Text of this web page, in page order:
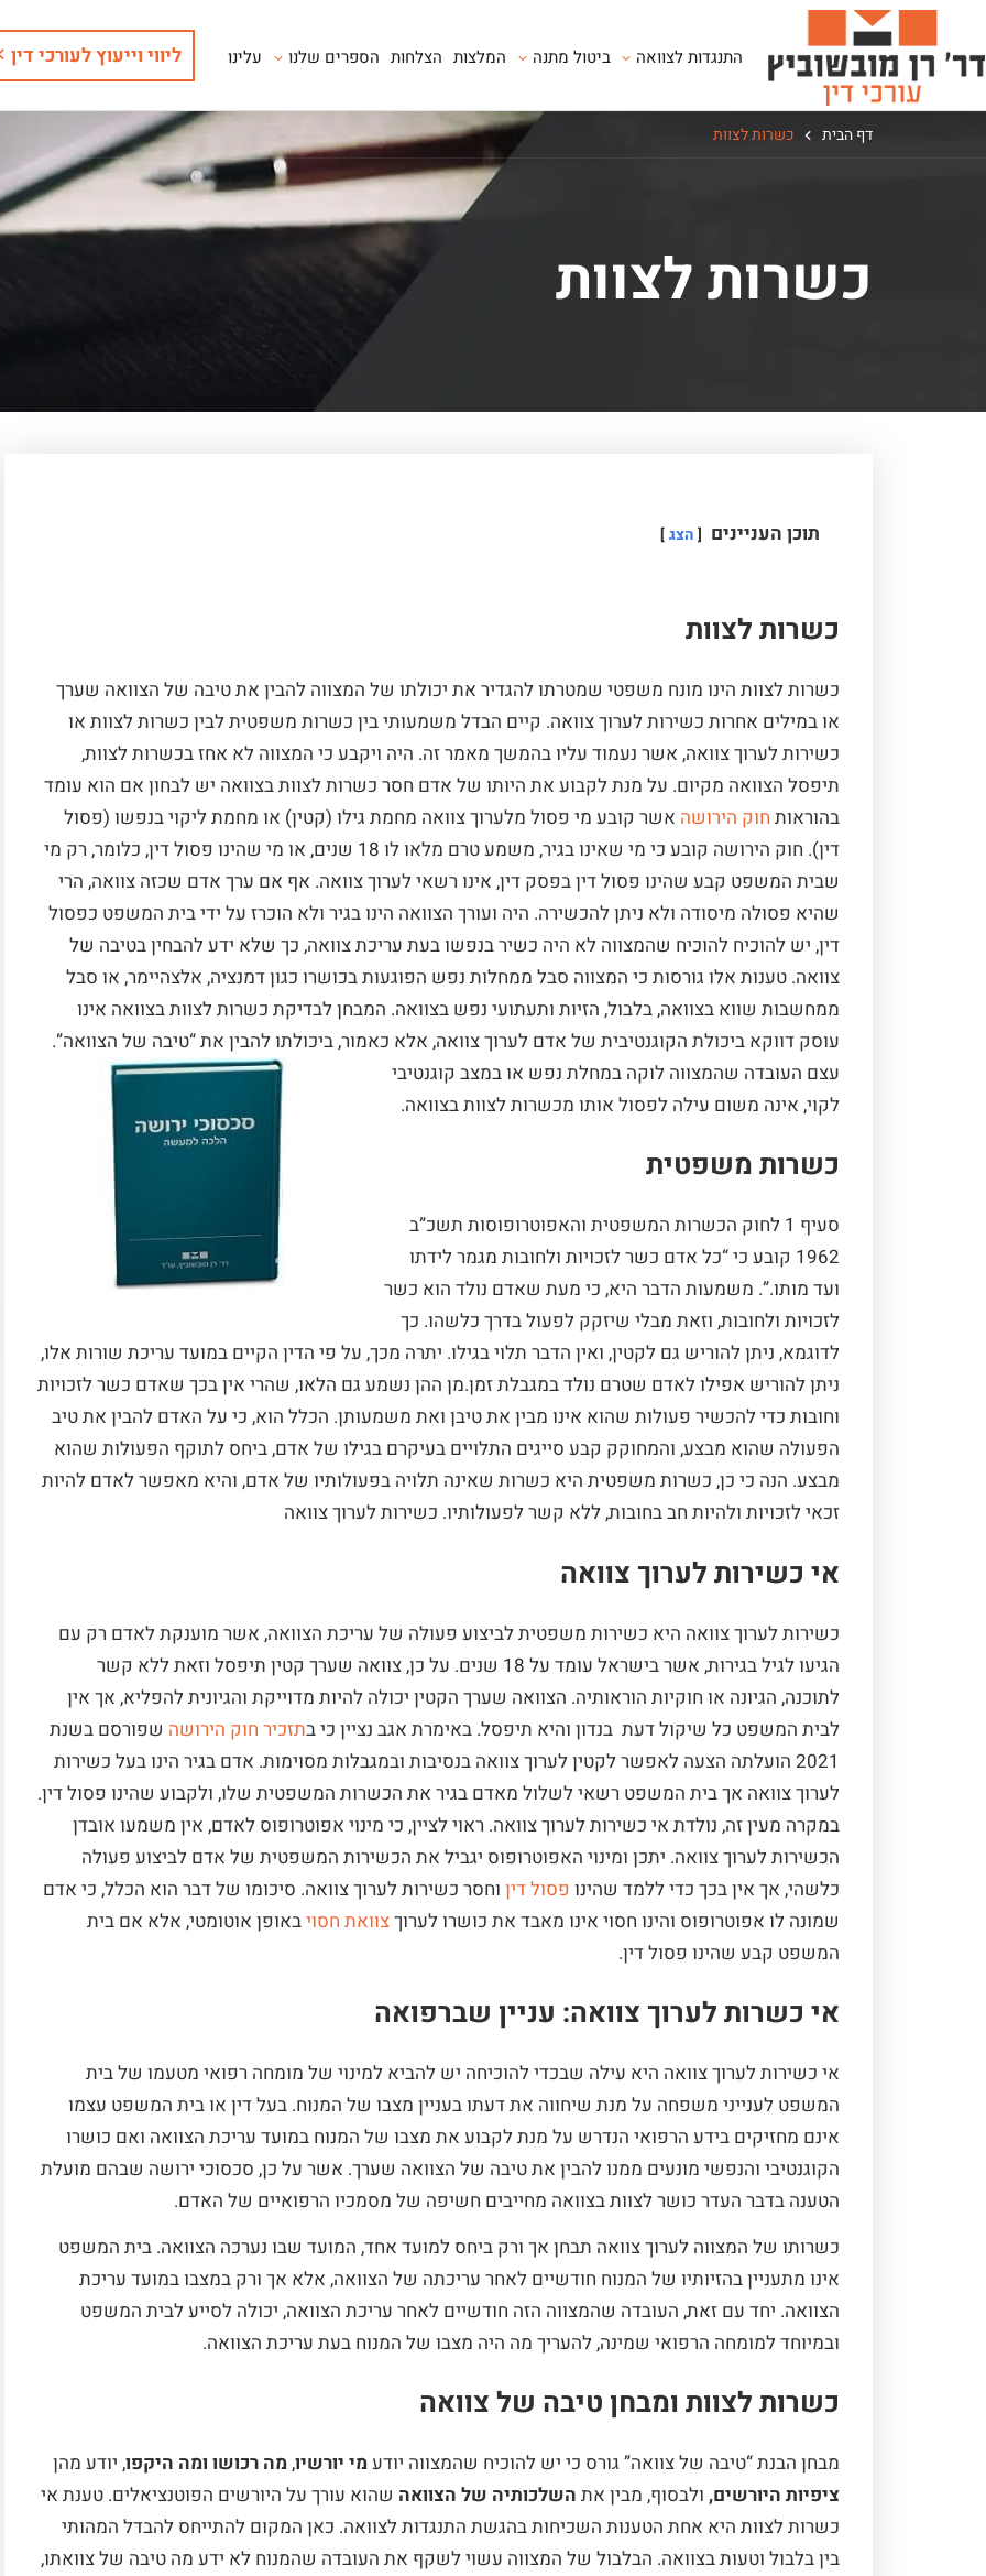
התנגדות לצוואה ביטול מתנה המלצות הצלחות הספרים שלנו עלינו ליווי וייעוץ לעורכי דין
דף הבית כשרות לצוות
כשרות לצוות
תוכן העניינים הצג
כשרות לצוות
כשרות לצוות הינו מונח משפטי שמטרתו להגדיר את יכולתו של המצווה להבין את טיבה של הצוואה שערך
או במילים אחרות כשירות לערוך צוואה. קיים הבדל משמעותי בין כשרות משפטית לבין כשרות לצוות או
כשירות לערוך צוואה, אשר נעמוד עליו בהמשך מאמר זה. היה ויקבע כי המצווה לא אחז בכשרות לצוות,
תיפסל הצוואה מקיום. על מנת לקבוע את היותו של אדם חסר כשרות לצוות בצוואה יש לבחון אם הוא עומד
בהוראות חוק הירושה אשר קובע מי פסול מלערוך צוואה מחמת גילו (קטין) או מחמת ליקוי בנפשו (פסול
דין). חוק הירושה קובע כי מי שאינו בגיר, משמע טרם מלאו לו 18 שנים, או מי שהינו פסול דין, כלומר, רק מי
שבית המשפט קבע שהינו פסול דין בפסק דין, אינו רשאי לערוך צוואה. אף אם ערך אדם שכזה צוואה, הרי
שהיא פסולה מיסודה ולא ניתן להכשירה. היה ועורך הצוואה הינו בגיר ולא הוכרז על ידי בית המשפט כפסול
דין, יש להוכיח להוכיח שהמצווה לא היה כשיר בנפשו בעת עריכת צוואה, כך שלא ידע להבחין בטיבה של
צוואה. טענות אלו גורסות כי המצווה סבל ממחלות נפש הפוגעות בכושרו כגון דמנציה, אלצהיימר, או סבל
ממחשבות שווא בצוואה, בלבול, הזיות ותעתועי נפש בצוואה. המבחן לבדיקת כשרות לצוות בצוואה אינו
עוסק דווקא ביכולת הקוגנטיבית של אדם לערוך צוואה, אלא כאמור, ביכולתו להבין את “טיבה של הצוואה”.
עצם העובדה שהמצווה לוקה במחלת נפש או במצב קוגנטיבי
לקוי, אינה משום עילה לפסול אותו מכשרות לצוות בצוואה.
כשרות משפטית
סעיף 1 לחוק הכשרות המשפטית והאפוטרופוסות תשכ”ב
1962 קובע כי “כל אדם כשר לזכויות ולחובות מגמר לידתו
ועד מותו.”. משמעות הדבר היא, כי מעת שאדם נולד הוא כשר
לזכויות ולחובות, וזאת מבלי שיזקק לפעול בדרך כלשהו. כך
לדוגמא, ניתן להוריש גם לקטין, ואין הדבר תלוי בגילו. יתרה מכך, על פי הדין הקיים במועד עריכת שורות אלו,
ניתן להוריש אפילו לאדם שטרם נולד במגבלת זמן.מן ההן נשמע גם הלאו, שהרי אין בכך שאדם כשר לזכויות
וחובות כדי להכשיר פעולות שהוא אינו מבין את טיבן ואת משמעותן. הכלל הוא, כי על האדם להבין את טיב
הפעולה שהוא מבצע, והמחוקק קבע סייגים התלויים בעיקרם בגילו של אדם, ביחס לתוקף הפעולות שהוא
מבצע. הנה כי כן, כשרות משפטית היא כשרות שאינה תלויה בפעולותיו של אדם, והיא מאפשר לאדם להיות
זכאי לזכויות ולהיות חב בחובות, ללא קשר לפעולותיו. כשירות לערוך צוואה
אי כשירות לערוך צוואה
כשירות לערוך צוואה היא כשירות משפטית לביצוע פעולה של עריכת הצוואה, אשר מוענקת לאדם רק עם
הגיעו לגיל בגירות, אשר בישראל עומד על 18 שנים. על כן, צוואה שערך קטין תיפסל וזאת ללא קשר
לתוכנה, הגיונה או חוקיות הוראותיה. הצוואה שערך הקטין יכולה להיות מדוייקת והגיונית להפליא, אך אין
לבית המשפט כל שיקול דעת בנדון והיא תיפסל. באימרת אגב נציין כי בתזכיר חוק הירושה שפורסם בשנת
2021 הועלתה הצעה לאפשר לקטין לערוך צוואה בנסיבות ובמגבלות מסוימות. אדם בגיר הינו בעל כשירות
לערוך צוואה אך בית המשפט רשאי לשלול מאדם בגיר את הכשרות המשפטית שלו, ולקבוע שהינו פסול דין.
במקרה מעין זה, נולדת אי כשירות לערוך צוואה. ראוי לציין, כי מינוי אפוטרופוס לאדם, אין משמעו אובדן
הכשירות לערוך צוואה. יתכן ומינוי האפוטרופוס יגביל את הכשירות המשפטית של אדם לביצוע פעולה
כלשהי, אך אין בכך כדי ללמד שהינו פסול דין וחסר כשירות לערוך צוואה. סיכומו של דבר הוא הכלל, כי אדם
שמונה לו אפוטרופוס והינו חסוי אינו מאבד את כושרו לערוךצוואת חסויבאופן אוטומטי, אלא אם בית
המשפט קבע שהינו פסול דין.
אי כשרות לערוך צוואה: עניין שברפואה
אי כשירות לערוך צוואה היא עילה שבכדי להוכיחה יש להביא למינוי של מומחה רפואי מטעמו של בית
המשפט לענייני משפחה על מנת שיחווה את דעתו בעניין מצבו של המנוח. בעל דין או בית המשפט עצמו
אינם מחזיקים בידע הרפואי הנדרש על מנת לקבוע את מצבו של המנוח במועד עריכת הצוואה ואם כושרו
הקוגנטיבי והנפשי מונעים ממנו להבין את טיבה של הצוואה שערך. אשר על כן, סכסוכי ירושה שבהם מועלת
הטענה בדבר העדר כושר לצוות בצוואה מחייבים חשיפה של מסמכיו הרפואיים של האדם.
כשרותו של המצווה לערוך צוואה תבחן אך ורק ביחס למועד אחד, המועד שבו נערכה הצוואה. בית המשפט
אינו מתעניין בהזיותיו של המנוח חודשיים לאחר עריכתה של הצוואה, אלא אך ורק במצבו במועד עריכת
הצוואה. יחד עם זאת, העובדה שהמצווה הזה חודשיים לאחר עריכת הצוואה, יכולה לסייע לבית המשפט
ובמיוחד למומחה הרפואי שמינה, להעריך מה היה מצבו של המנוח בעת עריכת הצוואה.
כשרות לצוות ומבחן טיבה של צוואה
מבחן הבנת “טיבה של צוואה” גורס כי יש להוכיח שהמצווה יודעמי יורשיו,מה רכושו ומה היקפו, יודע מהן
ציפיות היורשים, ולבסוף, מבין את השלכותיה של הצוואה שהוא עורך על היורשים הפוטנציאלים. טענת אי
כשרות לצוות היא אחת הטענות השכיחות בהגשת התנגדות לצוואה. כאן המקום להתייחס להבדל המהותי
בין בלבול וטעות בצוואה. הבלבול של המצווה עשוי לשקף את העובדה שהמנוח לא ידע מה טיבה של צוואתו,
מקרה לקוח:המלצה
מל.ז
אני יותר משמחה שהגעתי
לייעוץ של עו”ד ד”ר רן
מובשוביץ. מקצוען סופר. מיד
הבחין בבעייתיות ומורכבות
המקרה, וטיפל בו בצורה
יצירתית, חכמה ותוך ראייה של
מקרה לקוח:המלצה
מא’
לעו”ד מובשוביץ הגעתי לאחר
התייעצות עם ששה עורכי דין
שונים לפניו ובמשך תקופה של
שלוש שנים. כל עורך דין נתן
לי דיעה שונה שלא נתנה מענה
כולל ומדוייק..העצה והידע של
עו”ד מובשוביץ שווה זהב!!! הוא
נתן את...
מקרה לקוח:המלצה
ממ.
הגעתי לייעוץ בעניין צוואה,
מאוד התרשמתי מהמצויינות,
ידע וראייה העמוקה ויצירתית.
הגישה היתה עניינית ומיוחדת.
הייעוץ הפגיש אותי עם עו”ד
מעולה, מקסים, נעים שיחה
שמדבר בגובה העיניים. אם
אזדקק אפנה רק...